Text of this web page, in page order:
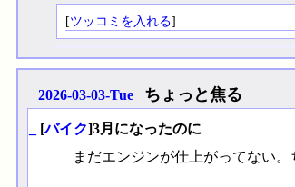
[ツッコミを入れる]
2026-03-03-Tue ちょっと焦る
[バイク]3月になったのに
まだエンジンが仕上がってない。